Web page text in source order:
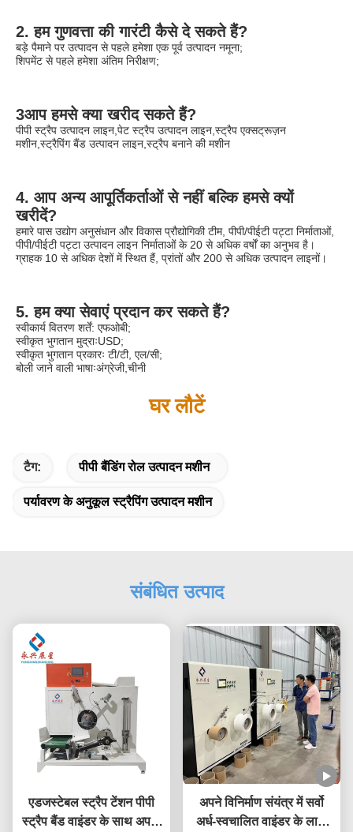
2. हम गुणवत्ता की गारंटी कैसे दे सकते हैं?
बड़े पैमाने पर उत्पादन से पहले हमेशा एक पूर्व उत्पादन नमूना;
शिपमेंट से पहले हमेशा अंतिम निरीक्षण;
3आप हमसे क्या खरीद सकते हैं?
पीपी स्ट्रैप उत्पादन लाइन,पेट स्ट्रैप उत्पादन लाइन,स्ट्रैप एक्सट्रूज़न
मशीन,स्ट्रैपिंग बैंड उत्पादन लाइन,स्ट्रैप बनाने की मशीन
4. आप अन्य आपूर्तिकर्ताओं से नहीं बल्कि हमसे क्यों
खरीदें?
हमारे पास उद्योग अनुसंधान और विकास प्रौद्योगिकी टीम, पीपी/पीईटी पट्टा निर्माताओं,
पीपी/पीईटी पट्टा उत्पादन लाइन निर्माताओं के 20 से अधिक वर्षों का अनुभव है।
ग्राहक 10 से अधिक देशों में स्थित हैं, प्रांतों और 200 से अधिक उत्पादन लाइनों।
5. हम क्या सेवाएं प्रदान कर सकते हैं?
स्वीकार्य वितरण शर्तें: एफओबी;
स्वीकृत भुगतान मुद्राःUSD;
स्वीकृत भुगतान प्रकारः टी/टी, एल/सी;
बोली जाने वाली भाषाःअंग्रेजी,चीनी
घर लौटें
टैग: पीपी बैंडिंग रोल उत्पादन मशीन
पर्यावरण के अनुकूल स्ट्रैपिंग उत्पादन मशीन
संबंधित उत्पाद
एडजस्टेबल स्ट्रैप टेंशन पीपी
स्ट्रैप बैंड वाइंडर के साथ अपनी
अपने विनिर्माण संयंत्र में सर्वो
अर्ध-स्वचालित वाइंडर के लाभों